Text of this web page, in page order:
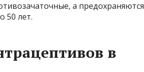
а предохраняются
50 лет.
в